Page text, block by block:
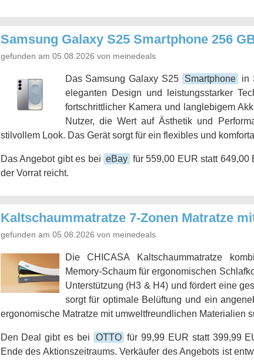
Samsung Galaxy S25 Smartphone 256
gefunden am 05.08.2026 von meinedeals
Das Samsung Galaxy S25 Smartphone
in
eleganten Design und leistungsstarker
fortschrittlicher Kamera und langlebigem
Nutzer, die Wert auf Ästhetik und
stilvollem Look. Das Gerät sorgt für ein flexibles und
Das Angebot gibt es bei eBay für 559,00 EUR statt
der Vorrat reicht.
Kaltschaummatratze 7-Zonen Matratze
gefunden am 05.08.2026 von meinedeals
Die CHICASA Kaltschaummatratze
Memory-Schaum für ergonomischen
Unterstützung (H3 & H4) und fördert eine
sorgt für optimale Belüftung und ein
ergonomische Matratze mit umweltfreundlichen Materialien
Den Deal gibt es bei OTTO für 99,99 EUR statt 399,99
Ende des Aktionszeitraums. Verkäufer des Angebots ist